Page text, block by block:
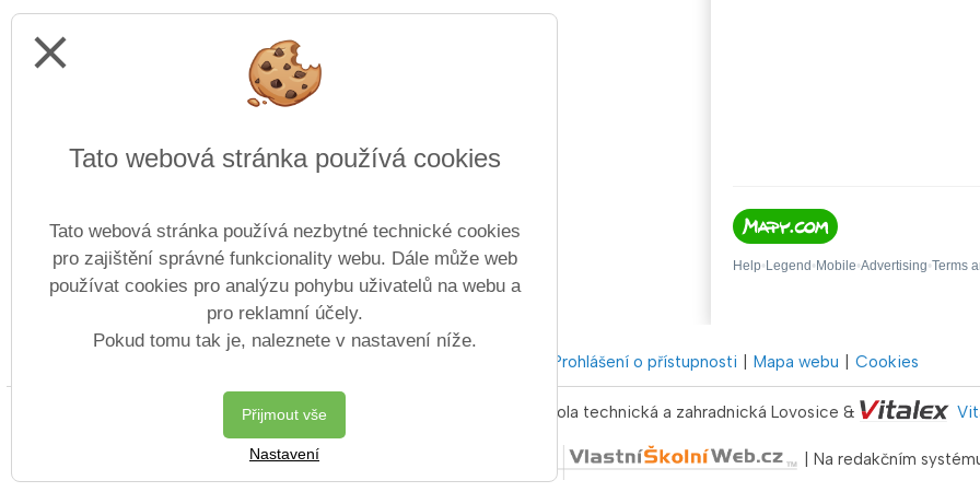
Prohlášení o přístupnosti Mapa webu Cookies
Copyright © 2013 - 2026 Střední odborná škola technická a zahradnická Lovosice &
Postaveno ve službě | Na redakčním
close
Tato webová stránka používá cookies
Tato webová stránka používá nezbytné technické cookies
pro zajištění správné funkcionality webu. Dále může web
používat cookies pro analýzu pohybu uživatelů na webu a
pro reklamní účely.
Pokud tomu tak je, naleznete v nastavení níže.
Přijmout vše
Nastavení